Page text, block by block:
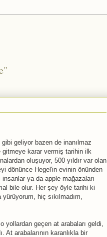
geliyor bazen de inanılmaz
karar vermiş tarihin ilk
oluşuyor, 500 yıldır var olan
dönünce Hegel'in evinin önünden
ya da apple mağazaları
bile olur. Her şey öyle tarihi ki
hiç sıkılmadım,
yollardan geçen at arabaları geldi,
At arabalarının karanlıkla bir